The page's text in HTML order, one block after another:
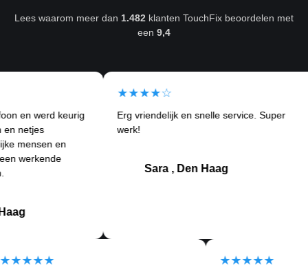
Lees waarom meer dan 1.482 klanten TouchFix beoordelen met
een 9,4
keurig
en
★★★★☆
Erg vriendelijk en snelle service. Super
Sara , Den Haag
★★★★★